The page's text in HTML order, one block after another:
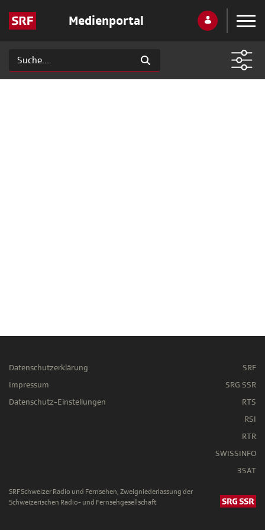
Medienportal
Datenschutzerklärung
Impressum
Datenschutz-Einstellungen
SRF
SRG SSR
RTS
RSI
RTR
SWISSINFO
3SAT
SRF Schweizer Radio und Fernsehen, Zweigniederlassung der
Schweizerischen Radio- und Fernsehgesellschaft